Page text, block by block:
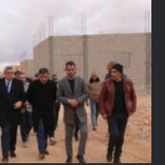
زيارة
لدائرة
سيدي
عامر